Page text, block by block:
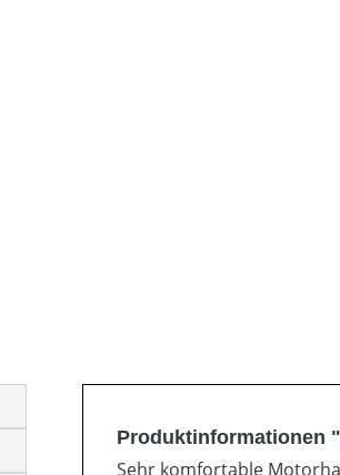
Produktinformationen
Sehr komfortable